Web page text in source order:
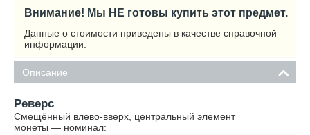
Внимание! Мы НЕ готовы купить этот предмет.
Данные о стоимости приведены в качестве справочной
информации.
Описание
Реверс
Смещённый влево-вверх, центральный элемент
монеты — номинал: